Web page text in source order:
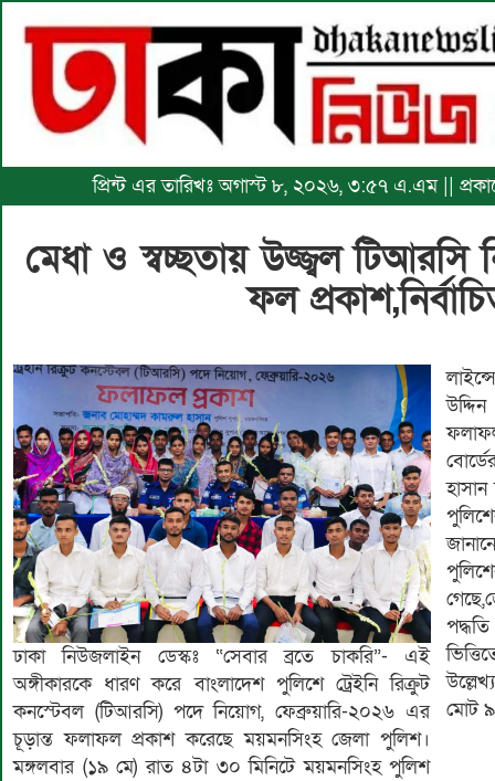
প্রিন্ট এর তারিখঃ অগাস্ট ৮, ২০২৬, ৩:৫৭ এ.এম ||
মেধা ও স্বচ্ছতায় উজ্জ্বল টিআরসি
ফল
ঢাকা নিউজলাইন ডেস্কঃ “সেবার ব্রতে চাকরি”- এই
অঙ্গীকারকে ধারণ করে বাংলাদেশ পুলিশে ট্রেইনি রিক্রুট
কনস্টেবল (টিআরসি) পদে নিয়োগ, ফেব্রুয়ারি-২০২৬ এর
চূড়ান্ত ফলাফল প্রকাশ করেছে ময়মনসিংহ জেলা পুলিশ।
মঙ্গলবার (১৯ মে) রাত ৪টা ৩০ মিনিটে ময়মনসিংহ পুলিশ
হাসান
ভিত্তিতে এই নিয়োগ কার্যক্রম সম্পন্ন করা হয়েছে।
উল্লেখ্য,ময়মনসিংহ জেলার টিআরসি নিয়োগ বোর্ডের মাধ্যমে
মোট